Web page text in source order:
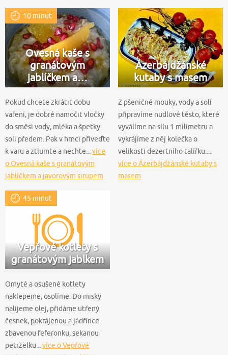
10 minut
Ovesná kaše s
granátovým
jablíčkem a…
Pokud chcete zkrátit dobu
vaření, je dobré namočit vločky
do směsi vody, mléka a špetky
soli předem. Pak v hrnci přiveďte
k varu a ztlumte a nechte... více
o Ovesná kaše s granátovým
jablíčkem a javorovým sirupem
Ázerbájdžánské
kutaby s masem
Z pšeničné mouky, vody a soli
připravíme nudlové těsto, které
vyválíme na sílu 1 milimetru a
vykrájíme z něj kolečka o
velikosti dezertního talířku....
více o Ázerbájdžánské kutaby s
masem
45 minut
Vepřové kotlety s
granátovým jablkem
Omyté a osušené kotlety
naklepeme, osolíme. Do misky
nalijeme olej, přidáme utřený
česnek, pokrájenou a jádřince
zbavenou feferonku, sekanou
petrželku... více o Vepřové